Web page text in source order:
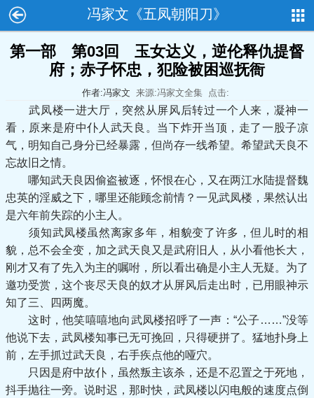
冯家文《五凤朝阳刀》
第一部 第03回 玉女达义，逆伦释仇提督
府；赤子怀忠，犯险被困巡抚衙
作者:冯家文 来源:冯家文全集 点击:
武凤楼一进大厅，突然从屏风后转过一个人来，凝神一
看，原来是府中仆人武天良。当下炸开当顶，走了一股子凉
气，明知自己身分已经暴露，但尚存一线希望。希望武天良不
忘故旧之情。
哪知武天良因偷盗被逐，怀恨在心，又在两江水陆提督魏
忠英的淫威之下，哪里还能顾念前情？一见武凤楼，果然认出
是六年前失踪的小主人。
须知武凤楼虽然离家多年，相貌变了许多，但儿时的相
貌，总不会全变，加之武天良又是武府旧人，从小看他长大，
刚才又有了先入为主的嘱咐，所以看出确是小主人无疑。为了
邀功受赏，这个丧尽天良的奴才从屏风后走出时，已用眼神示
知了三、四两魔。
这时，他笑嘻嘻地向武凤楼招呼了一声：“公子……”没等
他说下去，武凤楼知事已无可挽回，只得硬拼了。猛地扑身上
前，左手抓过武天良，右手疾点他的哑穴。
只因是府中故仆，虽然叛主该杀，还是不忍置之于死地，
抖手抛往一旁。说时迟，那时快，武凤楼以闪电般的速度点倒